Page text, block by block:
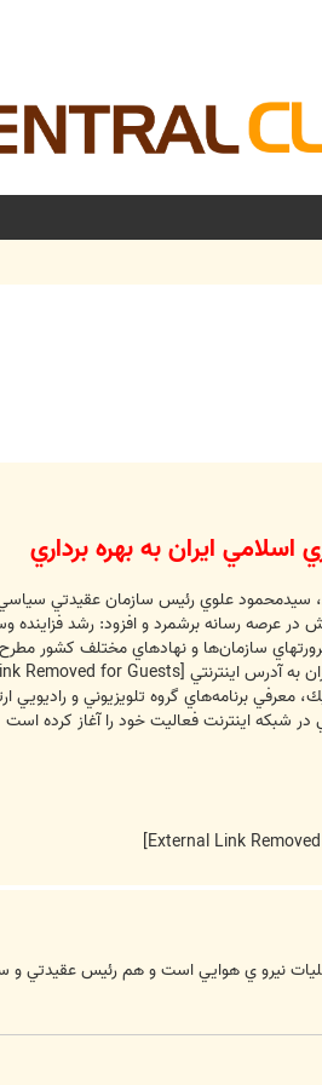
ايران به بهره برداري
علوي رئيس سازمان عقيدتي سياسي
عرصه رسانه برشمرد و افزود: رشد فزاينده
سازمان‌ها و نهادهاي مختلف كشور
به آدرس اينترنتي [External Link Removed for Guests]
معرفي برنامه‌هاي گروه تلويزيوني و
شبكه اينترنت فعاليت خود را آغاز كرده است
نيرو ي هوايي است و هم رئيس عقيدتي و